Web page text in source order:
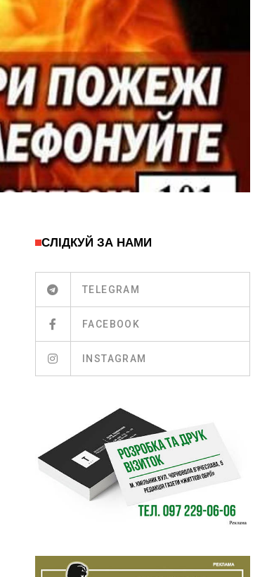
СЛІДКУЙ ЗА НАМИ
TELEGRAM
FACEBOOK
INSTAGRAM